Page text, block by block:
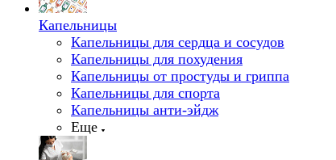
Капельницы
Капельницы для сердца и сосудов
Капельницы для похудения
Капельницы от простуды и гриппа
Капельницы для спорта
Капельницы анти-эйдж
Еще